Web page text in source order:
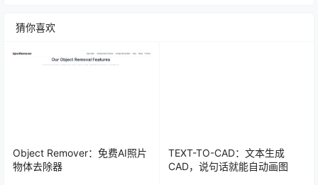
猜你喜欢
Object Remover：免费AI照片
物体去除器
TEXT-TO-CAD：文本生成
CAD，说句话就能自动画图